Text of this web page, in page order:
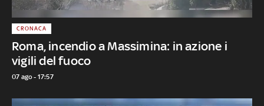
Roma, incendio a Massimina: in azione i
vigili del fuoco
CRONACA
07 ago - 17:57